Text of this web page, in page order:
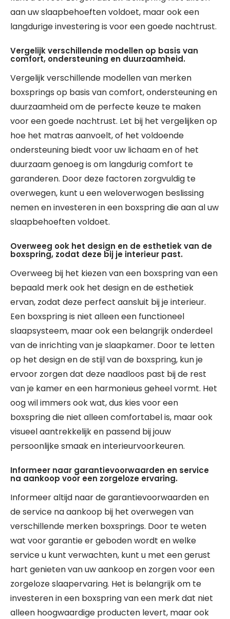
aan uw slaapbehoeften voldoet, maar ook een
langdurige investering is voor een goede nachtrust.
Vergelijk verschillende modellen op basis van
comfort, ondersteuning en duurzaamheid.
Vergelijk verschillende modellen van merken
boxsprings op basis van comfort, ondersteuning en
duurzaamheid om de perfecte keuze te maken
voor een goede nachtrust. Let bij het vergelijken op
hoe het matras aanvoelt, of het voldoende
ondersteuning biedt voor uw lichaam en of het
duurzaam genoeg is om langdurig comfort te
garanderen. Door deze factoren zorgvuldig te
overwegen, kunt u een weloverwogen beslissing
nemen en investeren in een boxspring die aan al uw
slaapbehoeften voldoet.
Overweeg ook het design en de esthetiek van de
boxspring, zodat deze bij je interieur past.
Overweeg bij het kiezen van een boxspring van een
bepaald merk ook het design en de esthetiek
ervan, zodat deze perfect aansluit bij je interieur.
Een boxspring is niet alleen een functioneel
slaapsysteem, maar ook een belangrijk onderdeel
van de inrichting van je slaapkamer. Door te letten
op het design en de stijl van de boxspring, kun je
ervoor zorgen dat deze naadloos past bij de rest
van je kamer en een harmonieus geheel vormt. Het
oog wil immers ook wat, dus kies voor een
boxspring die niet alleen comfortabel is, maar ook
visueel aantrekkelijk en passend bij jouw
persoonlijke smaak en interieurvoorkeuren.
Informeer naar garantievoorwaarden en service
na aankoop voor een zorgeloze ervaring.
Informeer altijd naar de garantievoorwaarden en
de service na aankoop bij het overwegen van
verschillende merken boxsprings. Door te weten
wat voor garantie er geboden wordt en welke
service u kunt verwachten, kunt u met een gerust
hart genieten van uw aankoop en zorgen voor een
zorgeloze slaapervaring. Het is belangrijk om te
investeren in een boxspring van een merk dat niet
alleen hoogwaardige producten levert, maar ook